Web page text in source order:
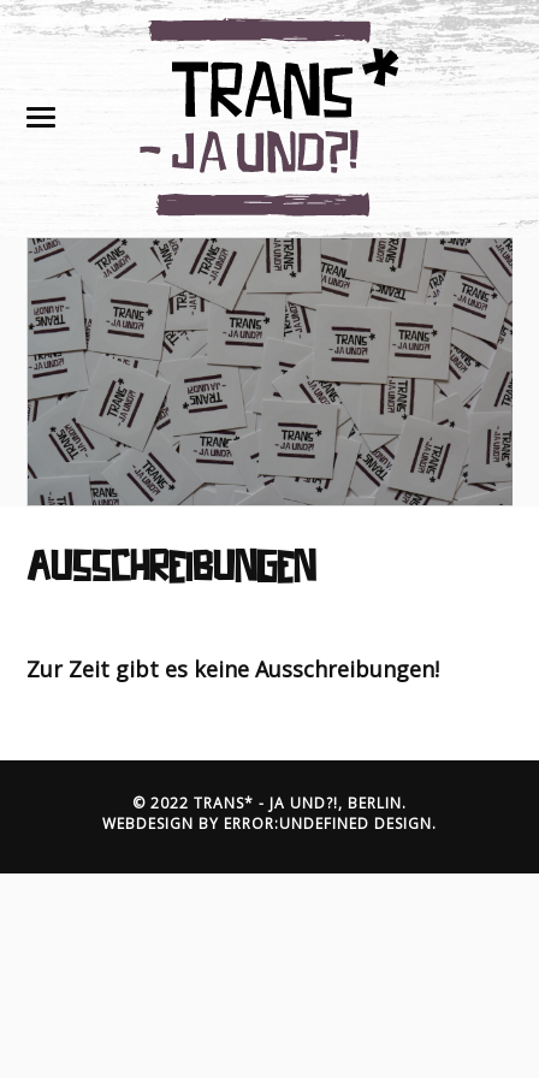
Ausschreibungen
Zur Zeit gibt es keine Ausschreibungen!
© 2022 TRANS* - JA UND?!, BERLIN.
WEBDESIGN BY ERROR:UNDEFINED DESIGN.